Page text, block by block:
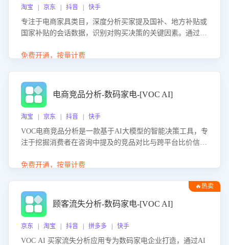
淘宝 | 京东 | 抖音 | 快手
专注于电商家具类目，深度分析买家提及国补、地方补贴或
国家补贴的会话数据，识别对购买决策的关键因素。通过AI
化策略，助力商家利用国补政策提升GMV。
免费开通，按量计费
电商竞品分析-数码家电-[VOC AI]
淘宝 | 京东 | 抖音 | 快手
VOC电商竞品分析是一款基于AI大模型的智能决策工具，专
注于挖掘消费者在咨询中提及的竞品对比与跨平台比价信
商品信息，进行多维度交叉对比，并分析消费者的比价行
企业优化营销话术、突出产品与服务优势，有效提升咨询转
化率，避免陷入单纯价格竞争，实现精准扬长避短。
免费开通，按量计费
🔥热卖
顾客流失分析-数码家电-[VOC AI]
京东 | 淘宝 | 抖音 | 拼多多 | 快手
VOC AI 买家流失分析应用专为数码家电企业打造，通过AI